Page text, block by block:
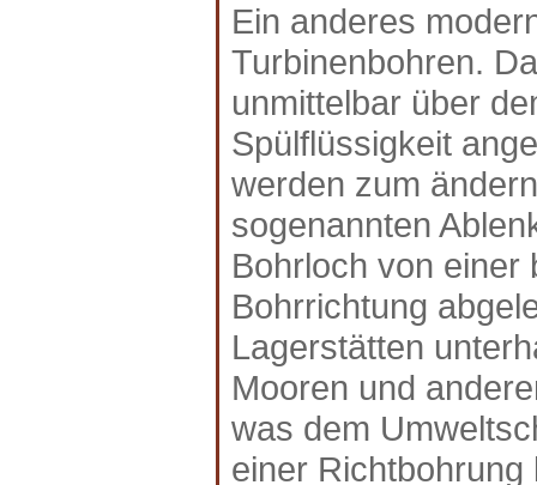
Ein anderes
Turbinenbohren.
unmittelbar über
Spülflüssigkeit
werden zum
sogenannten
Bohrloch von einer
Bohrrichtung
Lagerstätten
Mooren und
was dem
einer